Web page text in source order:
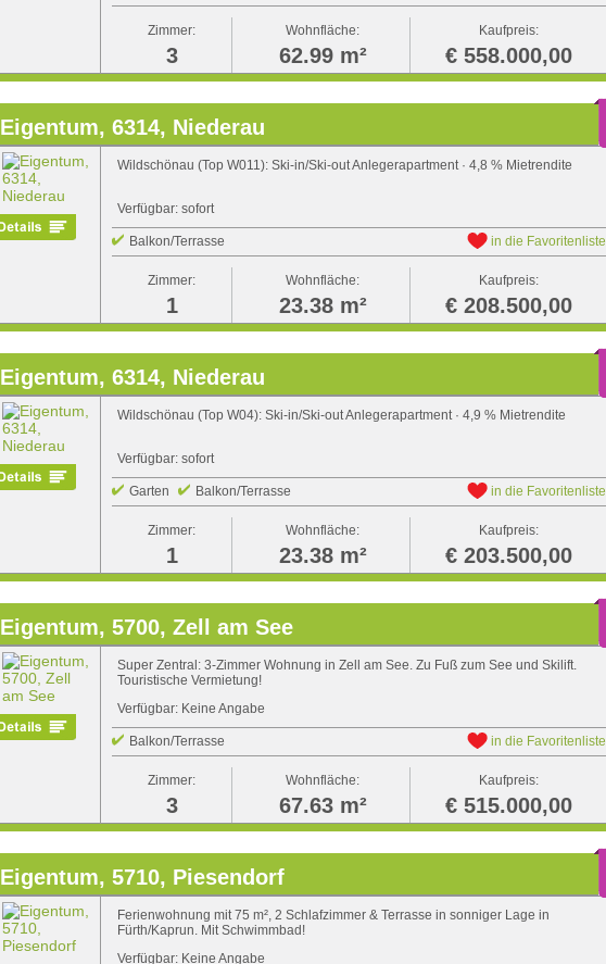
Zimmer:
3
Wohnfläche:
62.99 m²
Kaufpreis:
€ 558.000,00
Eigentum, 6314, Niederau
Wildschönau (Top W011): Ski-in/Ski-out Anlegerapartment · 4,8 % Mietrendite
Verfügbar: sofort
Balkon/Terrasse in die Favoritenliste
Zimmer:
1
Wohnfläche:
23.38 m²
Kaufpreis:
€ 208.500,00
Eigentum, 6314, Niederau
Wildschönau (Top W04): Ski-in/Ski-out Anlegerapartment · 4,9 % Mietrendite
Verfügbar: sofort
Garten Balkon/Terrasse in die Favoritenliste
Zimmer:
1
Wohnfläche:
23.38 m²
Kaufpreis:
€ 203.500,00
Eigentum, 5700, Zell am See
Super Zentral: 3-Zimmer Wohnung in Zell am See. Zu Fuß zum See und Skilift.
Touristische Vermietung!
Verfügbar: Keine Angabe
Balkon/Terrasse in die Favoritenliste
Zimmer:
3
Wohnfläche:
67.63 m²
Kaufpreis:
€ 515.000,00
Eigentum, 5710, Piesendorf
Ferienwohnung mit 75 m², 2 Schlafzimmer & Terrasse in sonniger Lage in
Fürth/Kaprun. Mit Schwimmbad!
Verfügbar: Keine Angabe